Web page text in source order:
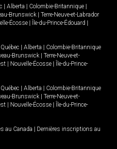
Alberta Colombie-Britannique
Brunswick
Terre-Neuve-et-Labrador
Écosse Île-du-Prince-Édouard
Québec Alberta
Colombie-Britannique
Brunswick
Terre-Neuve-et-
Nouvelle-Écosse
Île-du-Prince-
Québec Alberta
Colombie-Britannique
Brunswick
Terre-Neuve-et-
Nouvelle-Écosse
Île-du-Prince-
au Canada
Dernières inscriptions au